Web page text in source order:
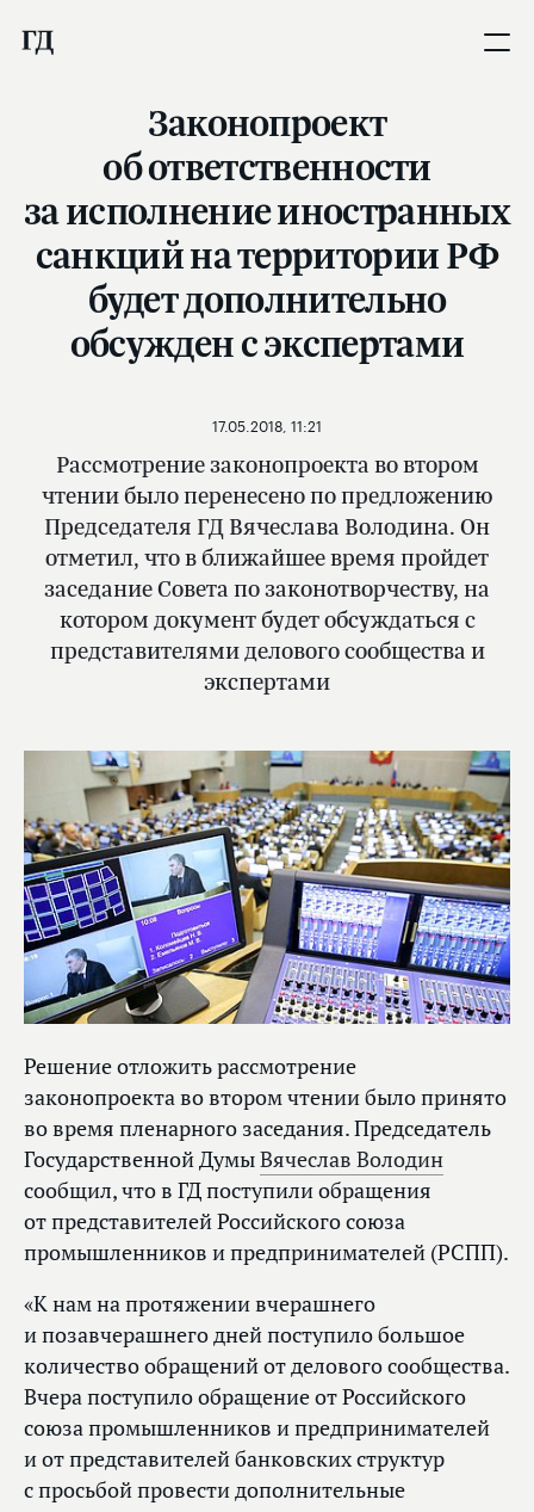
Законопроект
об ответственности
за исполнение иностранных
санкций на территории РФ
будет дополнительно
обсужден с экспертами
Рассмотрение законопроекта во втором
чтении было перенесено по предложению
Председателя ГД Вячеслава Володина. Он
отметил, что в ближайшее время пройдет
заседание Совета по законотворчеству, на
котором документ будет обсуждаться с
представителями делового сообщества и
экспертами
17.05.2018, 11:21
Решение отложить рассмотрение
законопроекта во втором чтении было принято
во время пленарного заседания. Председатель
Государственной ДумыВячеслав Володин
сообщил, что в ГД поступили обращения
от представителей Российского союза
промышленников и предпринимателей (РСПП).
«К нам на протяжении вчерашнего
и позавчерашнего дней поступило большое
количество обращений от делового сообщества.
Вчера поступило обращение от Российского
союза промышленников и предпринимателей
и от представителей банковских структур
с просьбой провести дополнительные